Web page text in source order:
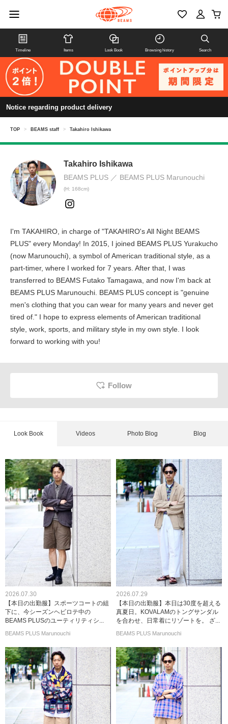
Timeline Items Look Book Browsing history Search
Notice regarding product delivery
TOP > BEAMS staff > Takahiro Ishikawa
Takahiro Ishikawa
BEAMS PLUS BEAMS PLUS Marunouchi
(H: 168cm)
I'm TAKAHIRO, in charge of "TAKAHIRO's All Night BEAMS
PLUS" every Monday! In 2015, I joined BEAMS PLUS Yurakucho
(now Marunouchi), a symbol of American traditional style, as a
part-timer, where I worked for 7 years. After that, I was
transferred to BEAMS Futako Tamagawa, and now I'm back at
BEAMS PLUS Marunouchi. BEAMS PLUS concept is "genuine
men's clothing that you can wear for many years and never get
tired of." I hope to express elements of American traditional
style, work, sports, and military style in my own style. I look
forward to working with you!
Follow
Look Book Videos Photo Blog Blog
2026.07.30
【本日の出勤服】スポーツコートの組
下に、今シーズンヘビロテ中の
BEAMS PLUSのユーティリティシ...
BEAMS PLUS Marunouchi
2026.07.29
【本日の出勤服】本日は30度を超える
真夏日。KOVALAMのトングサンダル
を合わせ、日常着にリゾートを。 ざ...
BEAMS PLUS Marunouchi